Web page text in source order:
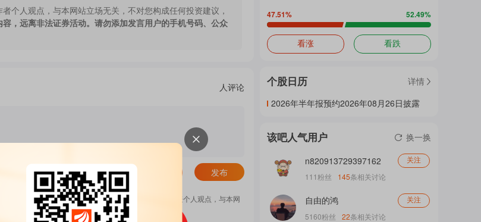
热
概
个人观点，与本网站立场无关，不对您构成任何投资建议，
，远离非法证券活动。请勿添加发言用户的手机号码、公众
人评论
发布
市场；2.用户在本社区发表的所有资料、言论等仅代表个人观点，与本网
并承担相应风险。 《东方财富社区管理规定》
47.51% 52.49%
看涨 看跌
个股日历
详情
2026年半年报预约2026年08月26日披露
该吧人气用户 换一换
n820913729397162 关注
111 粉丝 145条相关讨论
自由的鸿 关注
5160粉丝 22条相关讨论